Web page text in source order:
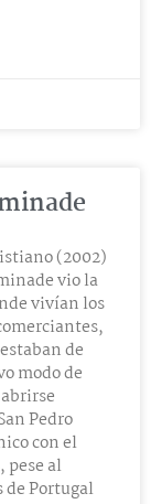
(2002)
vio la
vivían los
de
modo de
Pedro
con el
pese al
de Portugal